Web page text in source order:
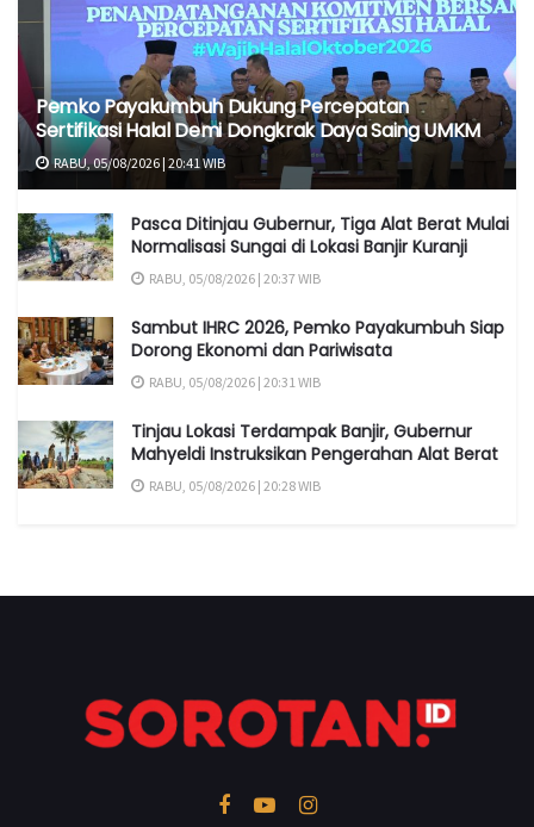
Pemko Payakumbuh Dukung Percepatan
Sertifikasi Halal Demi Dongkrak Daya Saing UMKM
RABU, 05/08/2026 | 20:41 WIB
Pasca Ditinjau Gubernur, Tiga Alat Berat Mulai
Normalisasi Sungai di Lokasi Banjir Kuranji
RABU, 05/08/2026 | 20:37 WIB
Sambut IHRC 2026, Pemko Payakumbuh Siap
Dorong Ekonomi dan Pariwisata
RABU, 05/08/2026 | 20:31 WIB
Tinjau Lokasi Terdampak Banjir, Gubernur
Mahyeldi Instruksikan Pengerahan Alat Berat
RABU, 05/08/2026 | 20:28 WIB